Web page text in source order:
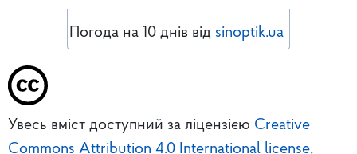
Погода на 10 днів від sinoptik.ua
Увесь вміст доступний за ліцензією Creative
Commons Attribution 4.0 International license,